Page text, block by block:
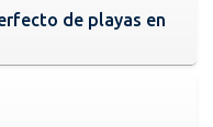
de playas en